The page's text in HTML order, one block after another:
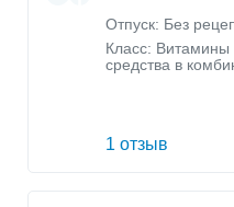
Отпуск: Без
Класс: Витамины
средства в
1 отзыв